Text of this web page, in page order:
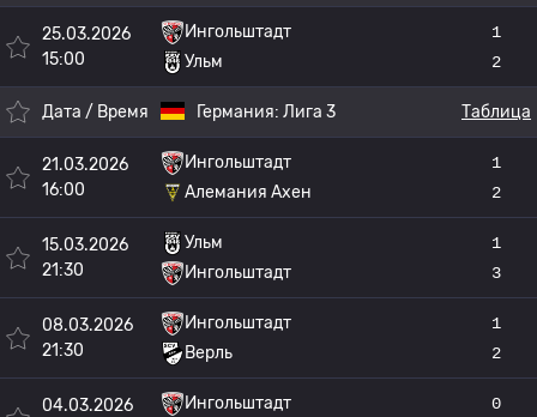
25.03.2026
15:00
Ингольштадт
Ульм
1
2
Дата / Время Германия: Лига 3 Таблица
21.03.2026
16:00
Ингольштадт
Алемания Ахен
1
2
15.03.2026
21:30
Ульм
Ингольштадт
1
3
08.03.2026
21:30
Ингольштадт
Верль
1
2
04.03.2026
Ингольштадт
0